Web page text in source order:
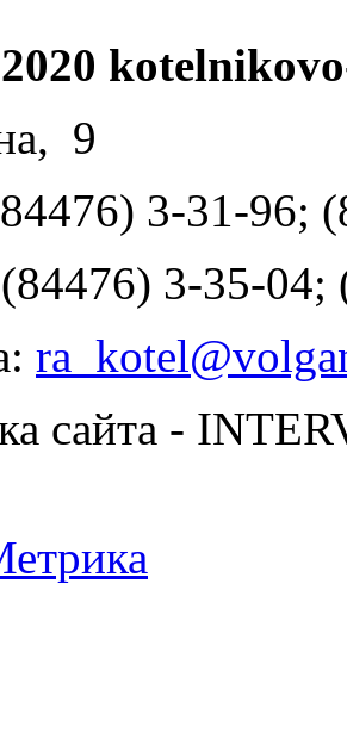
9
3-31-96;
3-35-04;
сайта -